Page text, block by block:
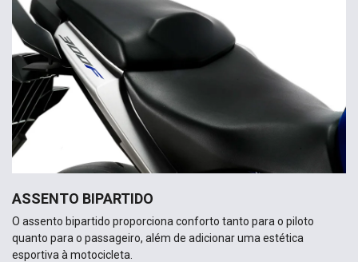
ASSENTO BIPARTIDO
O assento bipartido proporciona conforto tanto para o piloto
quanto para o passageiro, além de adicionar uma estética
esportiva à motocicleta.